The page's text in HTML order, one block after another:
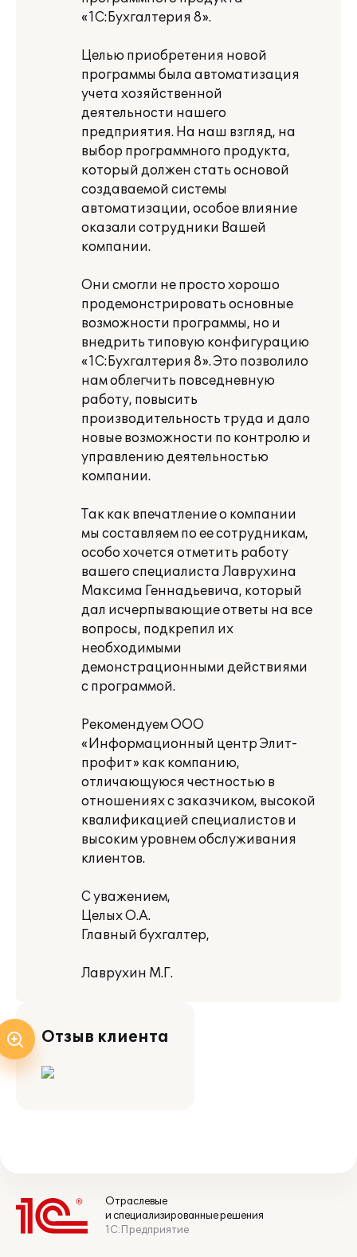
«1С:Бухгалтерия 8».
Целью приобретения новой
программы была автоматизация
учета хозяйственной
деятельности нашего
предприятия. На наш взгляд, на
выбор программного продукта,
который должен стать основой
создаваемой системы
автоматизации, особое влияние
оказали сотрудники Вашей
компании.
Они смогли не просто хорошо
продемонстрировать основные
возможности программы, но и
внедрить типовую конфигурацию
«1С:Бухгалтерия 8». Это позволило
нам облегчить повседневную
работу, повысить
производительность труда и дало
новые возможности по контролю и
управлению деятельностью
компании.
Так как впечатление о компании
мы составляем по ее сотрудникам,
особо хочется отметить работу
вашего специалиста Лаврухина
Максима Геннадьевича, который
дал исчерпывающие ответы на все
вопросы, подкрепил их
необходимыми
демонстрационными действиями
с программой.
Рекомендуем ООО
«Информационный центр Элит-
профит» как компанию,
отличающуюся честностью в
отношениях с заказчиком, высокой
квалификацией специалистов и
высоким уровнем обслуживания
клиентов.
С уважением,
Целых О.А.
Главный бухгалтер,
Лаврухин М.Г.
Отзыв клиента
Отраслевые
и специализированные решения
1С:Предприятие